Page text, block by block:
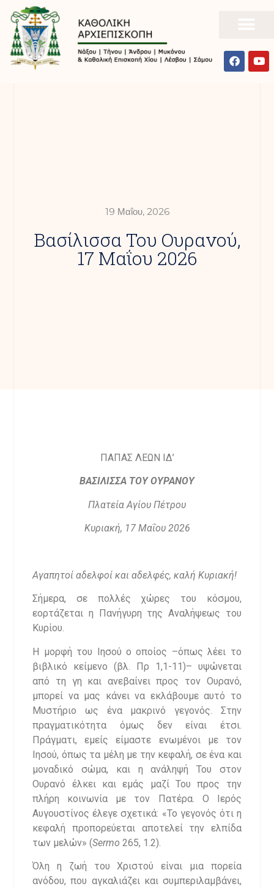
19 Μαΐου, 2026
Βασίλισσα Του Ουρανού,
17 Μαΐου 2026
ΠΑΠΑΣ ΛΕΩΝ ΙΔ’
ΒΑΣΙΛΙΣΣΑ ΤΟΥ ΟΥΡΑΝΟΥ
Πλατεία Αγίου Πέτρου
Κυριακή, 17 Μαΐου 2026
Αγαπητοί αδελφοί και αδελφές, καλή Κυριακή!
Σήμερα, σε πολλές χώρες του κόσμου,
εορτάζεται η Πανήγυρη της Αναλήψεως του
Κυρίου.
Η μορφή του Ιησού ο οποίος –όπως λέει το
βιβλικό κείμενο (βλ. Πρ 1,1-11)– υψώνεται
από τη γη και ανεβαίνει προς τον Ουρανό,
μπορεί να μας κάνει να εκλάβουμε αυτό το
Μυστήριο ως ένα μακρινό γεγονός. Στην
πραγματικότητα όμως δεν είναι έτσι.
Πράγματι, εμείς είμαστε ενωμένοι με τον
Ιησού, όπως τα μέλη με την κεφαλή, σε ένα και
μοναδικό σώμα, και η ανάληψή Του στον
Ουρανό έλκει και εμάς μαζί Του προς την
πλήρη κοινωνία με τον Πατέρα. Ο Ιερός
Αυγουστίνος έλεγε σχετικά: «Το γεγονός ότι η
κεφαλή προπορεύεται αποτελεί την ελπίδα
των μελών» (Sermo 265, 1.2).
Όλη η ζωή του Χριστού είναι μια πορεία
ανόδου, που αγκαλιάζει και συμπεριλαμβάνει,